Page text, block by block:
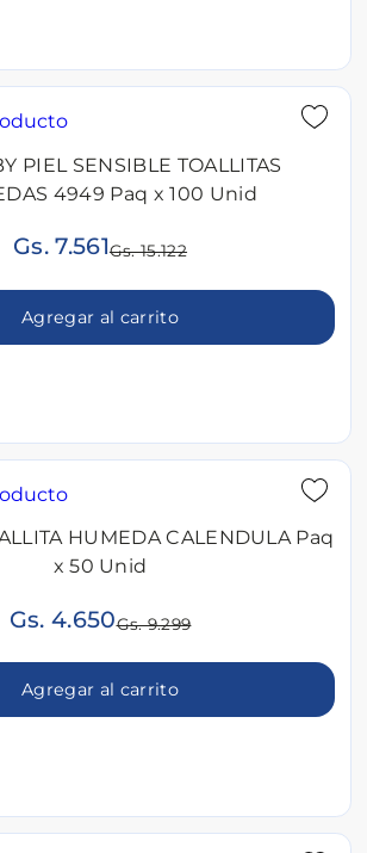
PIEL SENSIBLE TOALLITAS
4949 Paq x 100 Unid
Gs. 7.561Gs. 15.122
Agregar al carrito
HUMEDA CALENDULA Paq
x 50 Unid
Gs. 4.650Gs. 9.299
Agregar al carrito